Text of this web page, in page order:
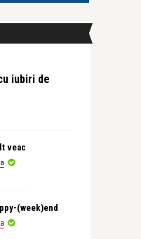
iubiri de
veac
(week)end